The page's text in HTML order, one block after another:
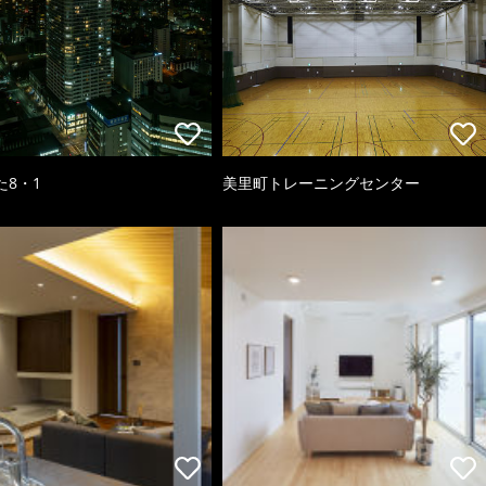
8・1 美里町トレーニングセンター